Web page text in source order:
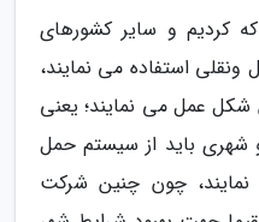
کردیم و سایر کشورهای
استفاده می نمایند،
شکل عمل می نمایند؛ یعنی
شهری باید از سیستم حمل
چون چنین شرکت